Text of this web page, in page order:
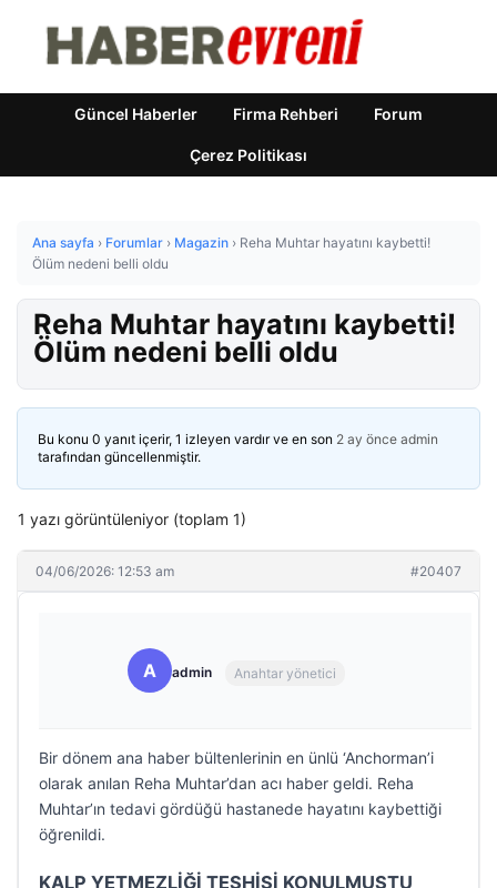
Güncel Haberler Firma Rehberi Forum
Çerez Politikası
Ana sayfa › Forumlar › Magazin › Reha Muhtar hayatını kaybetti!
Ölüm nedeni belli oldu
Reha Muhtar hayatını kaybetti!
Ölüm nedeni belli oldu
Bu konu 0 yanıt içerir, 1 izleyen vardır ve en son 2 ay önce admin
tarafından güncellenmiştir.
1 yazı görüntüleniyor (toplam 1)
04/06/2026: 12:53 am #20407
A admin Anahtar yönetici
Bir dönem ana haber bültenlerinin en ünlü ‘Anchorman’i
olarak anılan Reha Muhtar’dan acı haber geldi. Reha
Muhtar’ın tedavi gördüğü hastanede hayatını kaybettiği
öğrenildi.
KALP YETMEZLİĞİ TEŞHİSİ KONULMUŞTU